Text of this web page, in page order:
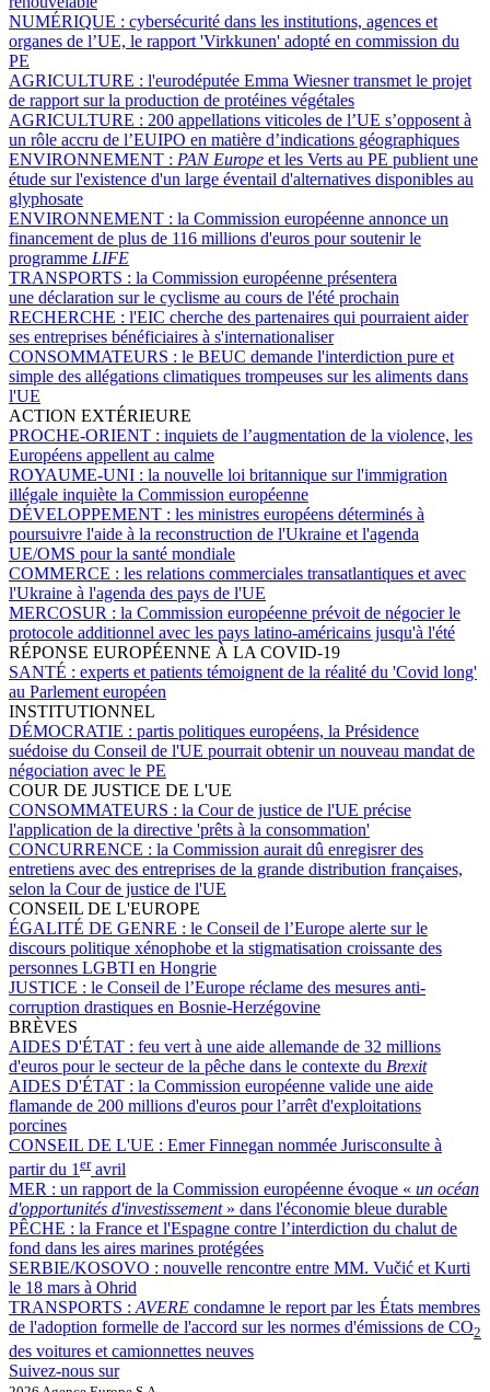
NUMÉRIQUE : cybersécurité dans les institutions, agences et
organes de l’UE, le rapport 'Virkkunen' adopté en commission du
PE
AGRICULTURE : l'eurodéputée Emma Wiesner transmet le projet
de rapport sur la production de protéines végétales
AGRICULTURE : 200 appellations viticoles de l’UE s’opposent à
un rôle accru de l’EUIPO en matière d’indications géographiques
ENVIRONNEMENT : PAN Europe et les Verts au PE publient une
étude sur l'existence d'un large éventail d'alternatives disponibles au
glyphosate
ENVIRONNEMENT : la Commission européenne annonce un
financement de plus de 116 millions d'euros pour soutenir le
programme LIFE
TRANSPORTS : la Commission européenne présentera
une déclaration sur le cyclisme au cours de l'été prochain
RECHERCHE : l'EIC cherche des partenaires qui pourraient aider
ses entreprises bénéficiaires à s'internationaliser
CONSOMMATEURS : le BEUC demande l'interdiction pure et
simple des allégations climatiques trompeuses sur les aliments dans
l'UE
ACTION EXTÉRIEURE
PROCHE-ORIENT : inquiets de l’augmentation de la violence, les
Européens appellent au calme
ROYAUME-UNI : la nouvelle loi britannique sur l'immigration
illégale inquiète la Commission européenne
DÉVELOPPEMENT : les ministres européens déterminés à
poursuivre l'aide à la reconstruction de l'Ukraine et l'agenda
UE/OMS pour la santé mondiale
COMMERCE : les relations commerciales transatlantiques et avec
l'Ukraine à l'agenda des pays de l'UE
MERCOSUR : la Commission européenne prévoit de négocier le
protocole additionnel avec les pays latino-américains jusqu'à l'été
RÉPONSE EUROPÉENNE À LA COVID-19
SANTÉ : experts et patients témoignent de la réalité du 'Covid long'
au Parlement européen
INSTITUTIONNEL
DÉMOCRATIE : partis politiques européens, la Présidence
suédoise du Conseil de l'UE pourrait obtenir un nouveau mandat de
négociation avec le PE
COUR DE JUSTICE DE L'UE
CONSOMMATEURS : la Cour de justice de l'UE précise
l'application de la directive 'prêts à la consommation'
CONCURRENCE : la Commission aurait dû enregisrer des
entretiens avec des entreprises de la grande distribution françaises,
selon la Cour de justice de l'UE
CONSEIL DE L'EUROPE
ÉGALITÉ DE GENRE : le Conseil de l’Europe alerte sur le
discours politique xénophobe et la stigmatisation croissante des
personnes LGBTI en Hongrie
JUSTICE : le Conseil de l’Europe réclame des mesures anti-
corruption drastiques en Bosnie-Herzégovine
BRÈVES
AIDES D'ÉTAT : feu vert à une aide allemande de 32 millions
d'euros pour le secteur de la pêche dans le contexte du Brexit
AIDES D'ÉTAT : la Commission européenne valide une aide
flamande de 200 millions d'euros pour l’arrêt d'exploitations
porcines
CONSEIL DE L'UE : Emer Finnegan nommée Jurisconsulte à
partir du 1 eravril
MER : un rapport de la Commission européenne évoque « un océan
d'opportunités d'investissement » dans l'économie bleue durable
PÊCHE : la France et l'Espagne contre l’interdiction du chalut de
fond dans les aires marines protégées
SERBIE/KOSOVO : nouvelle rencontre entre MM. Vučić et Kurti
le 18 mars à Ohrid
TRANSPORTS : AVERE condamne le report par les États membres
de l'adoption formelle de l'accord sur les normes d'émissions de CO2
des voitures et camionnettes neuves
Suivez-nous sur